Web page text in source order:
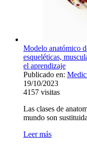
Modelo anatómico
esqueléticas,
el aprendizaje
Publicado en:
19/10/2023
4157 visitas
Las clases de
mundo son
Leer más